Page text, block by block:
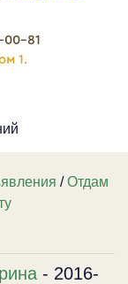
00-81
1.
/Отдам
- 2016-